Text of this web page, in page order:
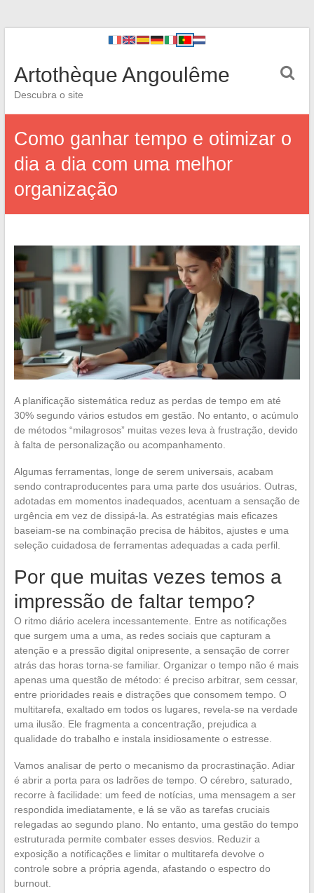
Artothèque Angoulême
Descubra o site
Como ganhar tempo e otimizar o
dia a dia com uma melhor
organização
A planificação sistemática reduz as perdas de tempo em até
30% segundo vários estudos em gestão. No entanto, o acúmulo
de métodos “milagrosos” muitas vezes leva à frustração, devido
à falta de personalização ou acompanhamento.
Algumas ferramentas, longe de serem universais, acabam
sendo contraproducentes para uma parte dos usuários. Outras,
adotadas em momentos inadequados, acentuam a sensação de
urgência em vez de dissipá-la. As estratégias mais eficazes
baseiam-se na combinação precisa de hábitos, ajustes e uma
seleção cuidadosa de ferramentas adequadas a cada perfil.
Por que muitas vezes temos a
impressão de faltar tempo?
O ritmo diário acelera incessantemente. Entre as notificações
que surgem uma a uma, as redes sociais que capturam a
atenção e a pressão digital onipresente, a sensação de correr
atrás das horas torna-se familiar. Organizar o tempo não é mais
apenas uma questão de método: é preciso arbitrar, sem cessar,
entre prioridades reais e distrações que consomem tempo. O
multitarefa, exaltado em todos os lugares, revela-se na verdade
uma ilusão. Ele fragmenta a concentração, prejudica a
qualidade do trabalho e instala insidiosamente o estresse.
Vamos analisar de perto o mecanismo da procrastinação. Adiar
é abrir a porta para os ladrões de tempo. O cérebro, saturado,
recorre à facilidade: um feed de notícias, uma mensagem a ser
respondida imediatamente, e lá se vão as tarefas cruciais
relegadas ao segundo plano. No entanto, uma gestão do tempo
estruturada permite combater esses desvios. Reduzir a
exposição a notificações e limitar o multitarefa devolve o
controle sobre a própria agenda, afastando o espectro do
burnout.